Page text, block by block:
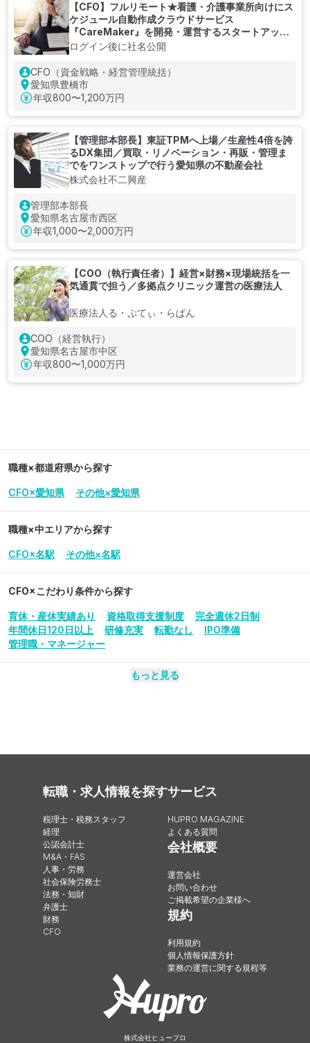
【CFO】フルリモート★看護・介護事業所向けにス
ケジュール自動作成クラウドサービス
『CareMaker』を開発・運営するスタートアップ
企業
ログイン後に社名公開
CFO（資金戦略・経営管理統括）
愛知県豊橋市
年収800〜1,200万円
【管理部本部長】東証TPMへ上場／生産性4倍を誇
るDX集団／買取・リノベーション・再販・管理ま
でをワンストップで行う愛知県の不動産会社
株式会社不二興産
管理部本部長
愛知県名古屋市西区
年収1,000〜2,000万円
【COO（執行責任者）】経営×財務×現場統括を一
気通貫で担う／多拠点クリニック運営の医療法人
医療法人る・ぷてぃ・らぱん
COO（経営執行）
愛知県名古屋市中区
年収800〜1,000万円
職種×都道府県から探す
CFO×愛知県 その他×愛知県
職種×中エリアから探す
CFO×名駅 その他×名駅
CFO×こだわり条件から探す
育休・産休実績あり 資格取得支援制度
完全週休2日制
年間休日120日以上
研修充実 転勤なし
IPO準備
管理職・マネージャー
もっと見る
転職・求人情報を探す
税理士・税務スタッフ
経理
公認会計士
M&A・FAS
人事・労務
社会保険労務士
法務・知財
弁護士
財務
CFO
サービス
HUPRO MAGAZINE
よくある質問
会社概要
運営会社
お問い合わせ
ご掲載希望の企業様へ
規約
利用規約
個人情報保護方針
業務の運営に関する規程等
株式会社ヒュープロ